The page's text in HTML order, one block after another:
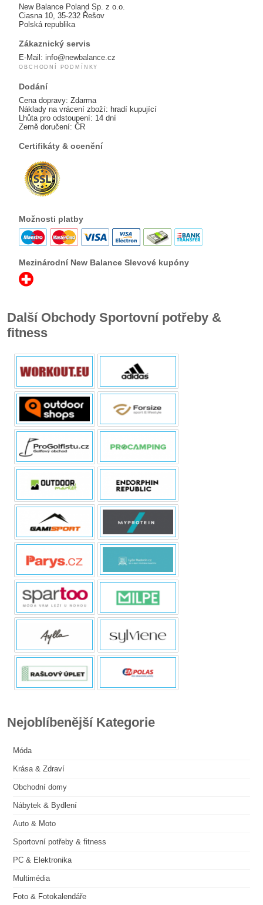
New Balance Poland Sp. z o.o.
Ciasna 10, 35-232 Řešov
Polská republika
Zákaznický servis
E-Mail:info@newbalance.cz
OBCHODNÍ PODMÍNKY
Dodání
Cena dopravy: Zdarma
Náklady na vrácení zboží: hradí kupující
Lhůta pro odstoupení: 14 dní
Země doručení: ČR
Certifikáty & ocenění
Možnosti platby
Mezinárodní New Balance Slevové kupóny
Další Obchody Sportovní potřeby &
fitness
Nejoblíbenější Kategorie
Móda
Krása & Zdraví
Obchodní domy
Nábytek & Bydlení
Auto & Moto
Sportovní potřeby & fitness
PC & Elektronika
Multimédia
Foto & Fotokalendáře